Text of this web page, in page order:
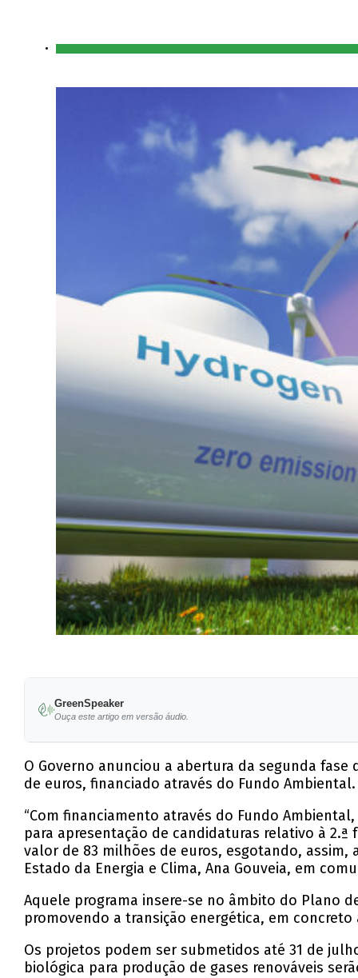
GreenSpeaker
Ouça este artigo em versão áudio.
O Governo anunciou a abertura da segunda
de euros, financiado através do Fundo Ambiental.
“Com financiamento através do Fundo
para apresentação de candidaturas relativo à 2.ª
valor de 83 milhões de euros, esgotando,
Estado da Energia e Clima, Ana Gouveia, em
Aquele programa insere-se no âmbito do Plano
promovendo a transição energética, em
Os projetos podem ser submetidos até 31 de
biológica para produção de gases renováveis